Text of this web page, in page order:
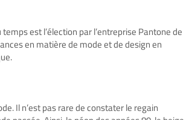
est l’élection par l’entreprise Pantone de
en matière de mode et de design en
Il n’est pas rare de constater le regain